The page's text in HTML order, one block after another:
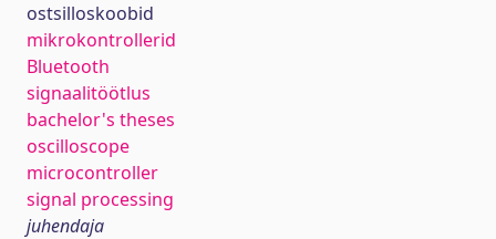
ostsilloskoobid
mikrokontrollerid
Bluetooth
signaalitöötlus
bachelor's theses
oscilloscope
microcontroller
signal processing
juhendaja